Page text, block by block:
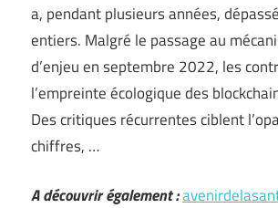
a, pendant plusieurs années,
entiers. Malgré le passage au
d’enjeu en septembre 2022, les
l’empreinte écologique des
Des critiques récurrentes ciblent
chiffres, …
A découvrir également :